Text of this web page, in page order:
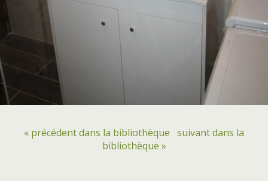
« précédent dans la bibliothèque suivant dans la
bibliothèque »